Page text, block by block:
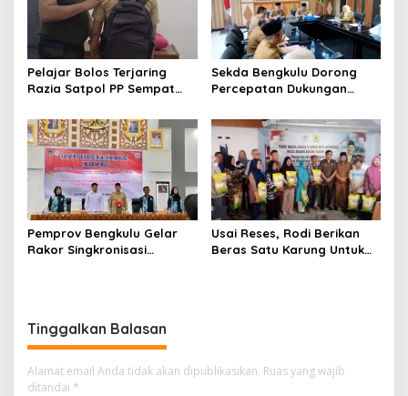
Pelajar Bolos Terjaring
Razia Satpol PP Sempat
Sekda Bengkulu Dorong
Percepatan Dukungan
Pembangunan TPST
Regional
Pemprov Bengkulu Gelar
Rakor Singkronisasi
Usai Reses, Rodi Berikan
Beras Satu Karung Untuk
Tinggalkan Balasan
Alamat email Anda tidak akan dipublikasikan. Ruas yang wajib
ditandai *